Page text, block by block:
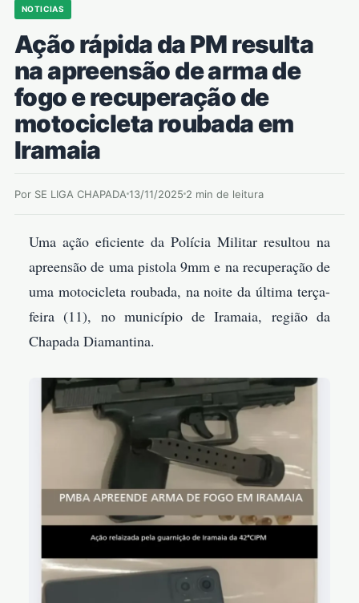
NOTICIAS
Ação rápida da PM resulta
na apreensão de arma de
fogo e recuperação de
motocicleta roubada em
Iramaia
Por SE LIGA CHAPADA 13/11/2025 2 min de leitura
Uma ação eficiente da Polícia Militar resultou na
apreensão de uma pistola 9mm e na recuperação de
uma motocicleta roubada, na noite da última terça-
feira (11), no município de Iramaia, região da
Chapada Diamantina.